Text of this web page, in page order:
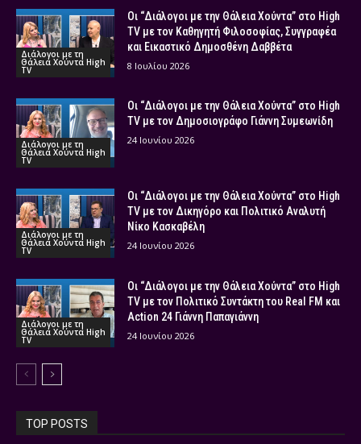
Διάλογοι με τη
Θάλεια Χούντα High
TV
Οι “Διάλογοι με την Θάλεια Χούντα” στο High
TV με τον Καθηγητή Φιλοσοφίας, Συγγραφέα
και Εικαστικό Δημοσθένη Δαββέτα
8 Ιουλίου 2026
Διάλογοι με τη
Θάλεια Χούντα High
TV
Οι “Διάλογοι με την Θάλεια Χούντα” στο High
TV με τον Δημοσιογράφο Γιάννη Συμεωνίδη
24 Ιουνίου 2026
Διάλογοι με τη
Θάλεια Χούντα High
TV
Οι “Διάλογοι με την Θάλεια Χούντα” στο High
TV με τον Δικηγόρο και Πολιτικό Αναλυτή
Νίκο Κασκαβέλη
24 Ιουνίου 2026
Διάλογοι με τη
Θάλεια Χούντα High
TV
Οι “Διάλογοι με την Θάλεια Χούντα” στο High
TV με τον Πολιτικό Συντάκτη του Real FM και
Action 24 Γιάννη Παπαγιάννη
24 Ιουνίου 2026
TOP POSTS